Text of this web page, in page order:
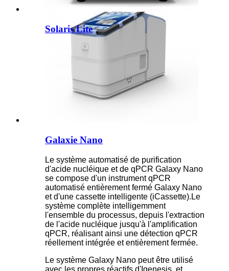
Solaris Lite
Galaxie Nano
Le système automatisé de purification
d'acide nucléique et de qPCR Galaxy Nano
se compose d'un instrument qPCR
automatisé entièrement fermé Galaxy Nano
et d'une cassette intelligente (iCassette).Le
système complète intelligemment
l'ensemble du processus, depuis l'extraction
de l'acide nucléique jusqu'à l'amplification
qPCR, réalisant ainsi une détection qPCR
réellement intégrée et entièrement fermée.
Le système Galaxy Nano peut être utilisé
avec les propres réactifs d'Igenesis, et